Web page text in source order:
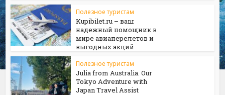
Полезное туристам
Kupibilet.ru – ваш
надежный помощник в
мире авиаперелетов и
выгодных акций
Полезное туристам
Julia from Australia. Our
Tokyo Adventure with
Japan Travel Assist